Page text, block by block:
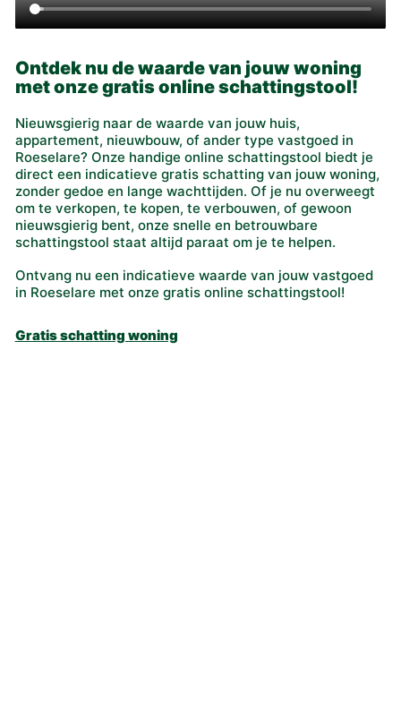
Ontdek nu de waarde van jouw woning
met onze gratis online schattingstool!
Nieuwsgierig naar de waarde van jouw huis,
appartement, nieuwbouw, of ander type vastgoed in
Roeselare? Onze handige online schattingstool biedt je
direct een indicatieve gratis schatting van jouw woning,
zonder gedoe en lange wachttijden. Of je nu overweegt
om te verkopen, te kopen, te verbouwen, of gewoon
nieuwsgierig bent, onze snelle en betrouwbare
schattingstool staat altijd paraat om je te helpen.
Ontvang nu een indicatieve waarde van jouw vastgoed
in Roeselare met onze gratis online schattingstool!
Gratis schatting woning